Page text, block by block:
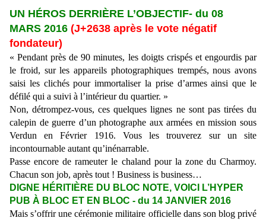
UN HÉROS DERRIÈRE L’OBJECTIF- du 08
MARS 2016 (J+2638 après le vote négatif
fondateur)
« Pendant près de 90 minutes, les doigts crispés et engourdis par
le froid, sur les appareils photographiques trempés, nous avons
saisi les clichés pour immortaliser la prise d’armes ainsi que le
défilé qui a suivi à l’intérieur du quartier. »
Non, détrompez-vous, ces quelques lignes ne sont pas tirées du
calepin de guerre d’un photographe aux armées en mission sous
Verdun en Février 1916. Vous les trouverez sur un site
incontournable autant qu’inénarrable.
Passe encore de rameuter le chaland pour la zone du Charmoy.
Chacun son job, après tout ! Business is business…
DIGNE HÉRITIÈRE DU BLOC NOTE, VOICI L’HYPER
PUB À BLOC ET EN BLOC - du 14 JANVIER 2016
Mais s’offrir une cérémonie militaire officielle dans son blog privé